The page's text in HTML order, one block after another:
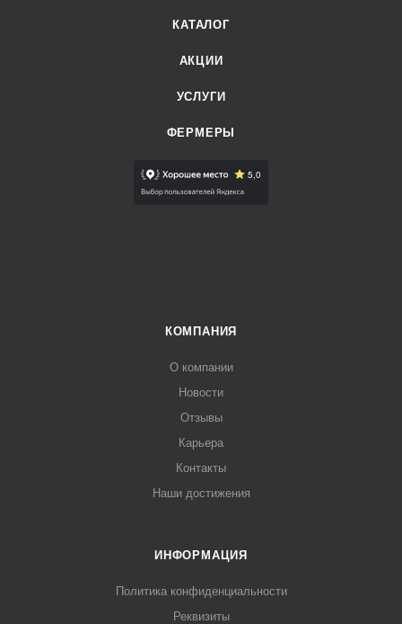
КАТАЛОГ
АКЦИИ
УСЛУГИ
ФЕРМЕРЫ
КОМПАНИЯ
О компании
Новости
Отзывы
Карьера
Контакты
Наши достижения
ИНФОРМАЦИЯ
Политика конфиденциальности
Реквизиты